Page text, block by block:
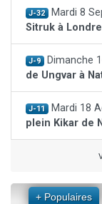
J-32 Mardi 8
Sitruk à
J-9 Dimanche
de Ungvar à
J-11 Mardi 18
plein Kikar de
+ Populaires